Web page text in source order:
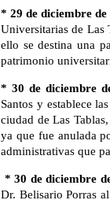
* 29 de diciembre de
Universitarias de Las
ello se destina una
patrimonio
* 30 de diciembre
Santos y establece
ciudad de Las
ya que fue anulada
administrativas que
* 30 de diciembre
Dr. Belisario Porras